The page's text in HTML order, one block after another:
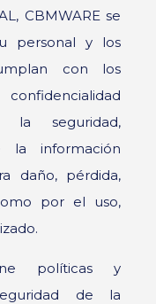
CBMWARE se
personal y los
con los
la seguridad,
la información
daño, pérdida,
por el uso,
políticas y
de la